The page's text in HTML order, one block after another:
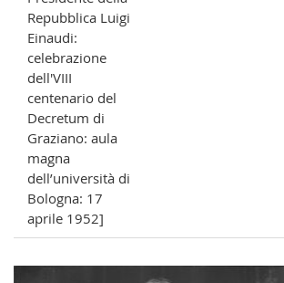
Repubblica Luigi
Einaudi:
celebrazione
dell'VIII
centenario del
Decretum di
Graziano: aula
magna
dell’università di
Bologna: 17
aprile 1952]